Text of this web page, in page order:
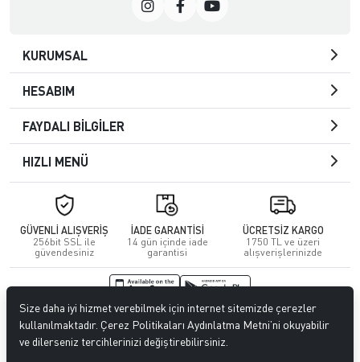
KURUMSAL
HESABIM
FAYDALI BİLGİLER
HIZLI MENÜ
GÜVENLİ ALIŞVERİŞ
256bit SSL ile
güvendesiniz
İADE GARANTİSİ
14 gün içinde iade
garantisi
ÜCRETSİZ KARGO
1750 TL ve üzeri
alışverişlerinizde
© 2026Kuafördepo. Tüm hakları saklıdır.
Size daha iyi hizmet verebilmek için internet sitemizde çerezler
kullanılmaktadır. Çerez Politikaları Aydınlatma Metni’ni okuyabilir
ve dilerseniz tercihlerinizi değiştirebilirsiniz.